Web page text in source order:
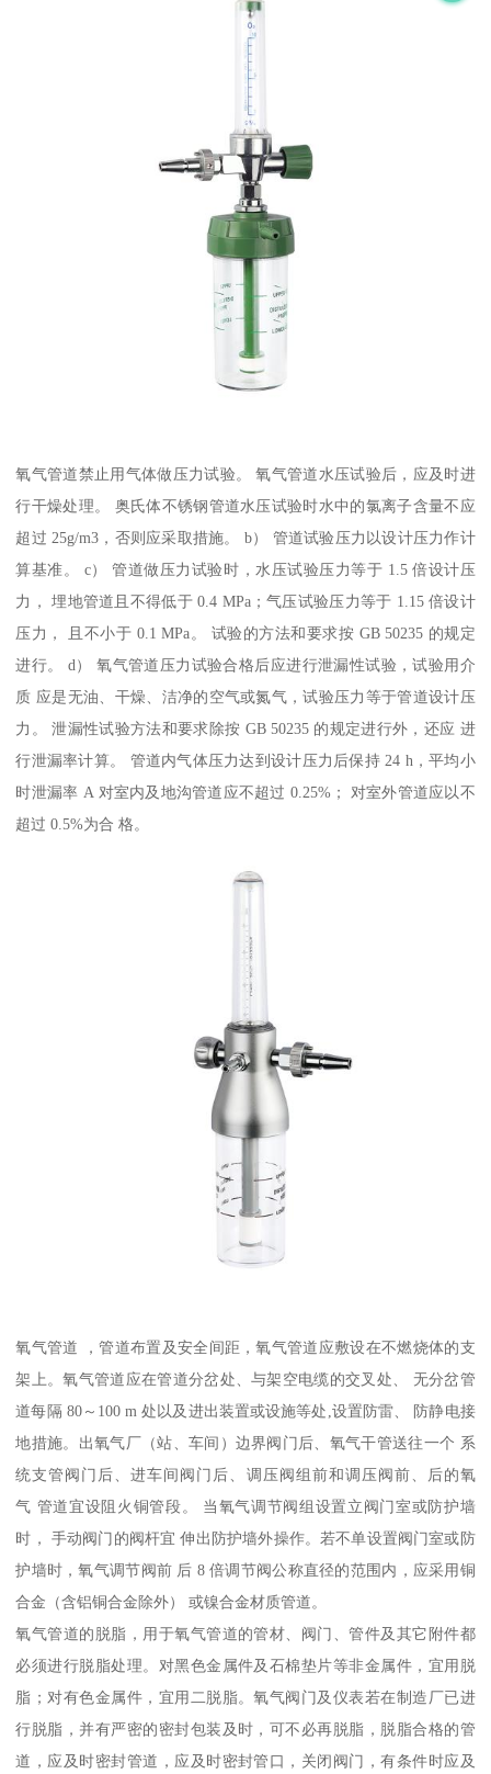
氧气管道禁止用气体做压力试验。 氧气管道水压试验后，应及时进
行干燥处理。 奥氏体不锈钢管道水压试验时水中的氯离子含量不应
超过 25g/m3，否则应采取措施。 b） 管道试验压力以设计压力作计
算基准。 c） 管道做压力试验时，水压试验压力等于 1.5 倍设计压
力， 埋地管道且不得低于 0.4 MPa；气压试验压力等于 1.15 倍设计
压力， 且不小于 0.1 MPa。 试验的方法和要求按 GB 50235 的规定
进行。 d） 氧气管道压力试验合格后应进行泄漏性试验，试验用介
质 应是无油、干燥、洁净的空气或氮气，试验压力等于管道设计压
力。 泄漏性试验方法和要求除按 GB 50235 的规定进行外，还应 进
行泄漏率计算。 管道内气体压力达到设计压力后保持 24 h，平均小
时泄漏率 A 对室内及地沟管道应不超过 0.25%； 对室外管道应以不
超过 0.5%为合 格。
氧气管道 ，管道布置及安全间距，氧气管道应敷设在不燃烧体的支
架上。氧气管道应在管道分岔处、与架空电缆的交叉处、 无分岔管
道每隔 80～100 m 处以及进出装置或设施等处,设置防雷、 防静电接
地措施。出氧气厂（站、车间）边界阀门后、氧气干管送往一个 系
统支管阀门后、进车间阀门后、调压阀组前和调压阀前、后的氧
气 管道宜设阻火铜管段。 当氧气调节阀组设置立阀门室或防护墙
时， 手动阀门的阀杆宜 伸出防护墙外操作。若不单设置阀门室或防
护墙时，氧气调节阀前 后 8 倍调节阀公称直径的范围内，应采用铜
合金（含铝铜合金除外） 或镍合金材质管道。
氧气管道的脱脂，用于氧气管道的管材、阀门、管件及其它附件都
必须进行脱脂处理。对黑色金属件及石棉垫片等非金属件，宜用脱
脂；对有色金属件，宜用二脱脂。氧气阀门及仪表若在制造厂已进
行脱脂，并有严密的密封包装及时，可不必再脱脂，脱脂合格的管
道，应及时密封管道，应及时密封管口，关闭阀门，有条件时应及